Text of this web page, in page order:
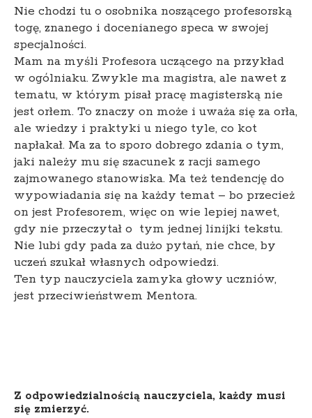
Nie chodzi tu o osobnika noszącego profesorską
togę, znanego i docenianego speca w swojej
specjalności.
Mam na myśli Profesora uczącego na przykład
w ogólniaku. Zwykle ma magistra, ale nawet z
tematu, w którym pisał pracę magisterską nie
jest orłem. To znaczy on może i uważa się za orła,
ale wiedzy i praktyki u niego tyle, co kot
napłakał. Ma za to sporo dobrego zdania o tym,
jaki należy mu się szacunek z racji samego
zajmowanego stanowiska. Ma też tendencję do
wypowiadania się na każdy temat – bo przecież
on jest Profesorem, więc on wie lepiej nawet,
gdy nie przeczytał o tym jednej linijki tekstu.
Nie lubi gdy pada za dużo pytań, nie chce, by
uczeń szukał własnych odpowiedzi.
Ten typ nauczyciela zamyka głowy uczniów,
jest przeciwieństwem Mentora.
Z odpowiedzialnością nauczyciela, każdy musi
się zmierzyć.